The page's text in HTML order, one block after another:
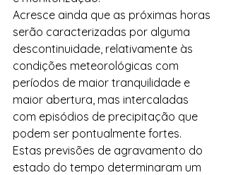
Acresce ainda que as próximas horas
serão caracterizadas por alguma
descontinuidade, relativamente às
condições meteorológicas com
períodos de maior tranquilidade e
maior abertura, mas intercaladas
com episódios de precipitação que
podem ser pontualmente fortes.
Estas previsões de agravamento do
estado do tempo determinaram um